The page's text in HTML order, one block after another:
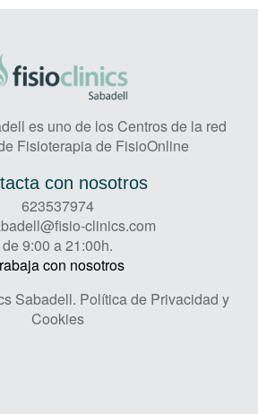
es uno de los Centros de la red
Fisioterapia de FisioOnline
con nosotros
623537974
clinics.com
de 9:00 a 21:00h.
con nosotros
Sabadell. Política de Privacidad y
Cookies